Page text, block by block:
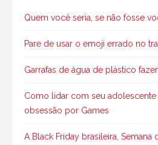
Quem você seria, se não fosse
Pare de usar o emoji errado no
Garrafas de água de plástico
Como lidar com seu
obsessão por Games
A Black Friday brasileira, Semana